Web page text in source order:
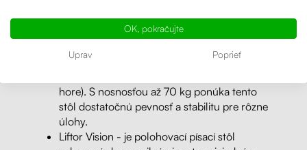
stôl, ktorý je vybavený jedným motorom a
zdvíha sa pomocou zabudovaného
ovládač má dve intuitívne tlačidlá pre
hore). S nosnosťou až 70 kg ponúka tento
stôl dostatočnú pevnosť a stabilitu pre rôzne
úlohy.
Liftor Vision - je polohovací písací stôl
OK, pokračujte
Uprav Poprieť